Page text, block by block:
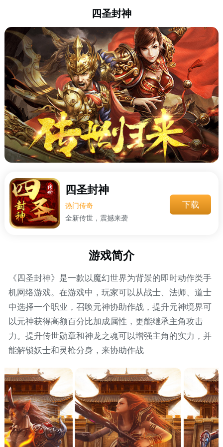
四圣封神
四圣封神
热门传奇
全新传世，震撼来袭
下载
游戏简介
《四圣封神》是一款以魔幻世界为背景的即时动作类手
机网络游戏。在游戏中，玩家可以从战士、法师、道士
中选择一个职业，召唤元神协助作战，提升元神境界可
以元神获得高额百分比加成属性，更能继承主角攻击
力。提升传世勋章和神龙之魂可以增强主角的实力，并
能解锁妖士和灵枪分身，来协助作战